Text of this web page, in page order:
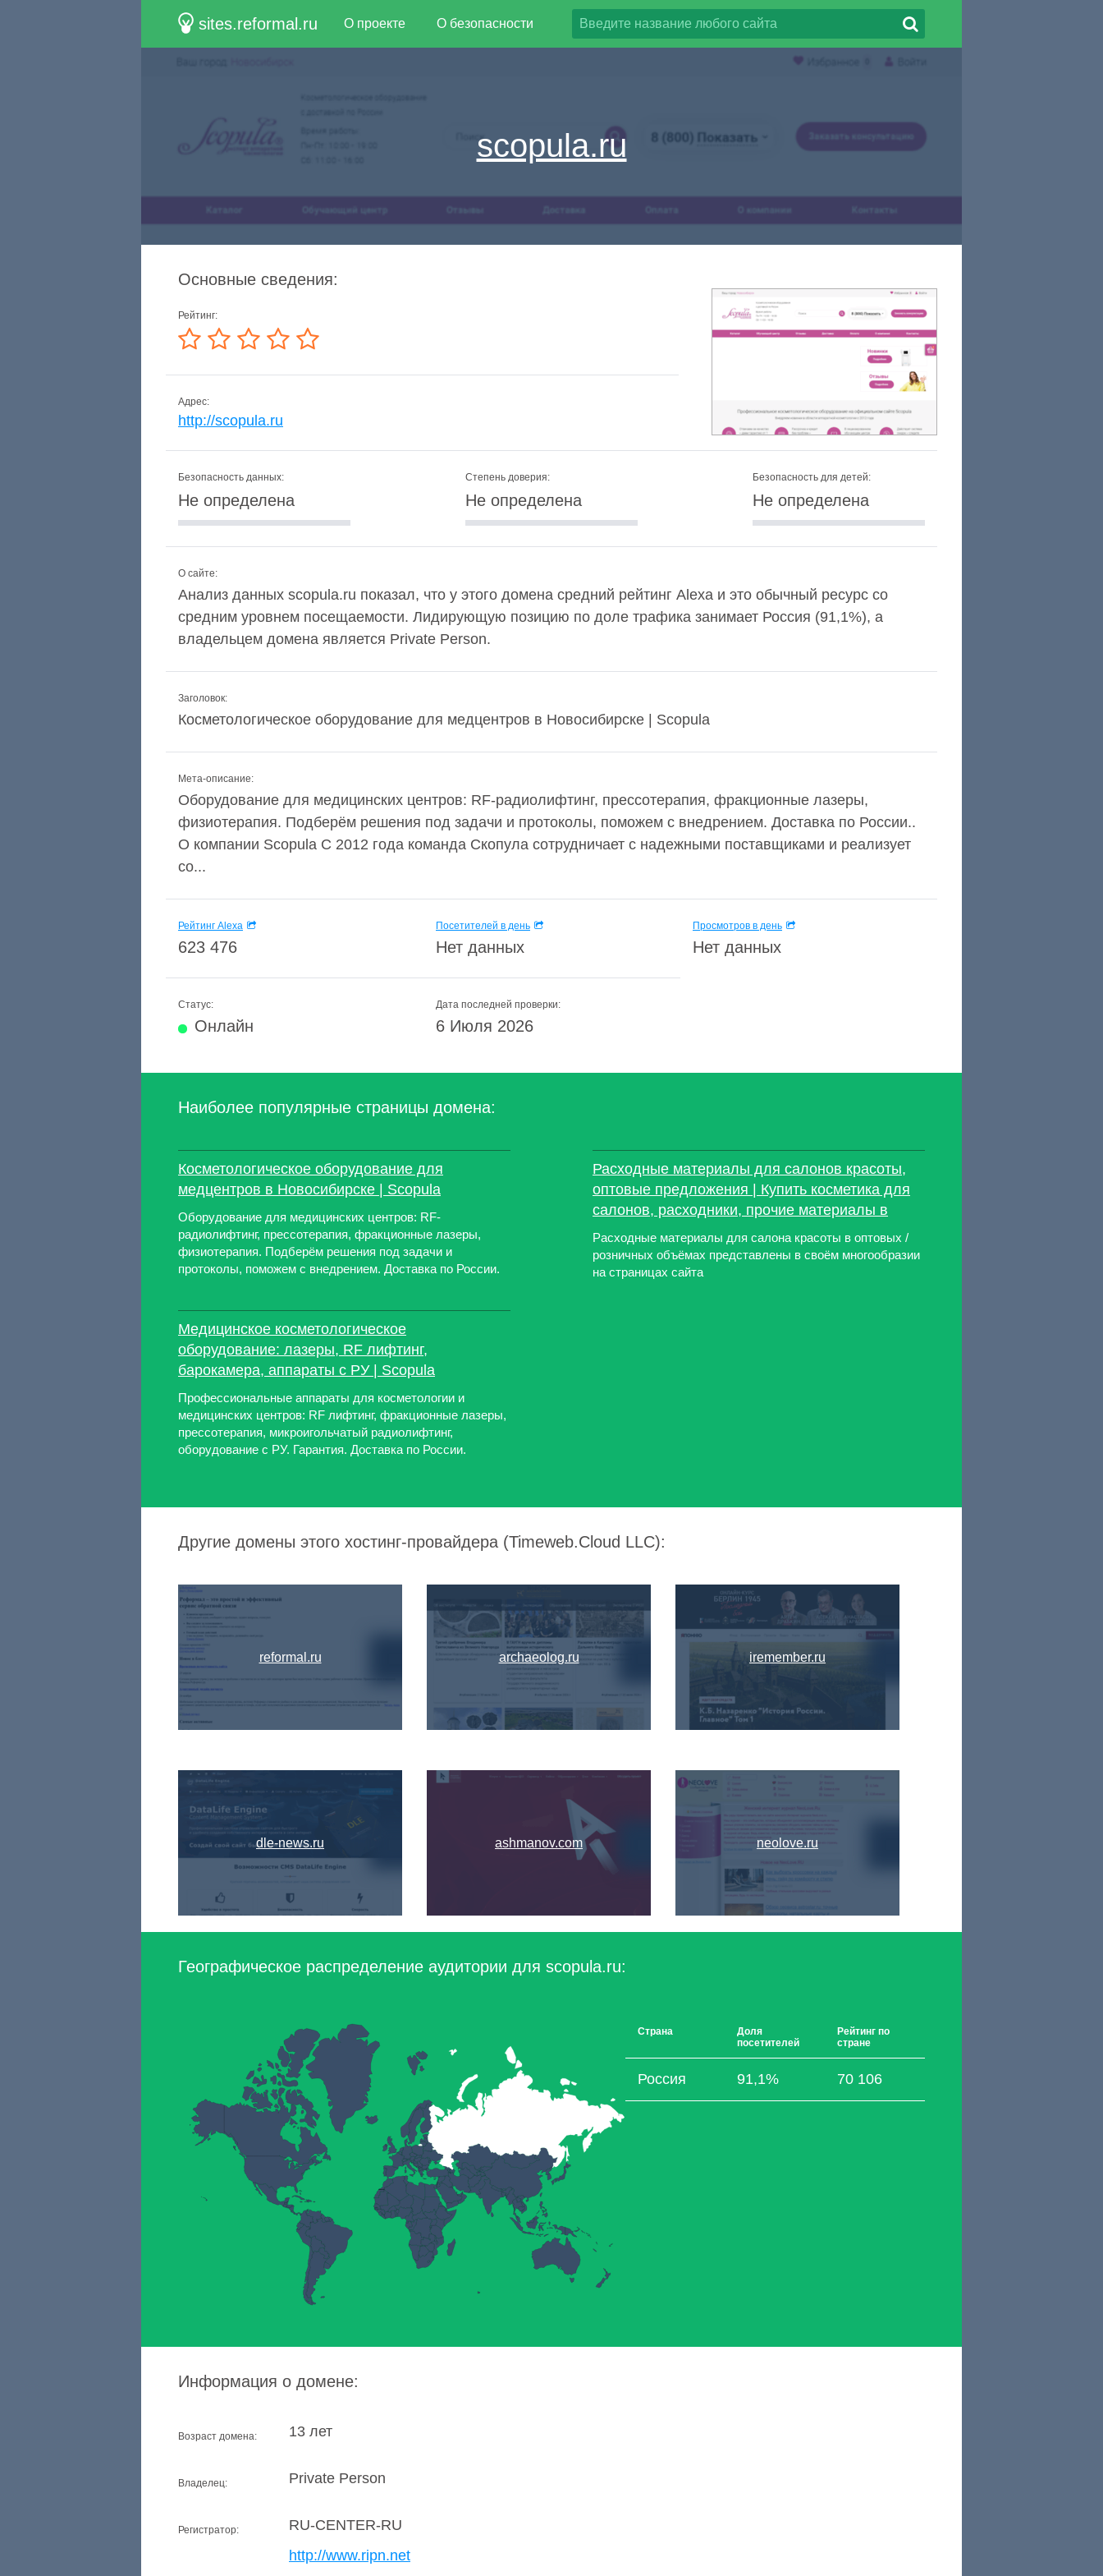
sites.reformal.ru О проекте О безопасности
scopula.ru
Основные сведения:
Рейтинг:
Адрес:
http://scopula.ru
Безопасность данных:
Не определена
Степень доверия:
Не определена
Безопасность для детей:
Не определена
О сайте:
Анализ данных scopula.ru показал, что у этого домена средний рейтинг Alexa и это обычный ресурс со
средним уровнем посещаемости. Лидирующую позицию по доле трафика занимает Россия (91,1%), а
владельцем домена является Private Person.
Заголовок:
Косметологическое оборудование для медцентров в Новосибирске | Scopula
Мета-описание:
Оборудование для медицинских центров: RF-радиолифтинг, прессотерапия, фракционные лазеры,
физиотерапия. Подберём решения под задачи и протоколы, поможем с внедрением. Доставка по России..
О компании Scopula С 2012 года команда Скопула сотрудничает с надежными поставщиками и реализует
со...
Рейтинг Alexa
623 476
Посетителей в день
Нет данных
Просмотров в день
Нет данных
Статус:
Онлайн
Дата последней проверки:
6 Июля 2026
Наиболее популярные страницы домена:
Косметологическое оборудование для
медцентров в Новосибирске | Scopula
Оборудование для медицинских центров: RF-
радиолифтинг, прессотерапия, фракционные лазеры,
физиотерапия. Подберём решения под задачи и
протоколы, поможем с внедрением. Доставка по России.
Медицинское косметологическое
оборудование: лазеры, RF лифтинг,
барокамера, аппараты с РУ | Scopula
Профессиональные аппараты для косметологии и
медицинских центров: RF лифтинг, фракционные лазеры,
прессотерапия, микроигольчатый радиолифтинг,
оборудование с РУ. Гарантия. Доставка по России.
Расходные материалы для салонов красоты,
оптовые предложения | Купить косметика для
салонов, расходники, прочие материалы в
Расходные материалы для салона красоты в оптовых /
розничных объёмах представлены в своём многообразии
на страницах сайта
Другие домены этого хостинг-провайдера (Timeweb.Cloud LLC):
reformal.ru
dle-news.ru
archaeolog.ru
ashmanov.com
iremember.ru
neolove.ru
Географическое распределение аудитории для scopula.ru:
Страна
Доля
посетителей
Рейтинг по
стране
Россия 91,1% 70 106
Информация о домене:
Возраст домена: 13 лет
Владелец: Private Person
Регистратор:
RU-CENTER-RU
http://www.ripn.net